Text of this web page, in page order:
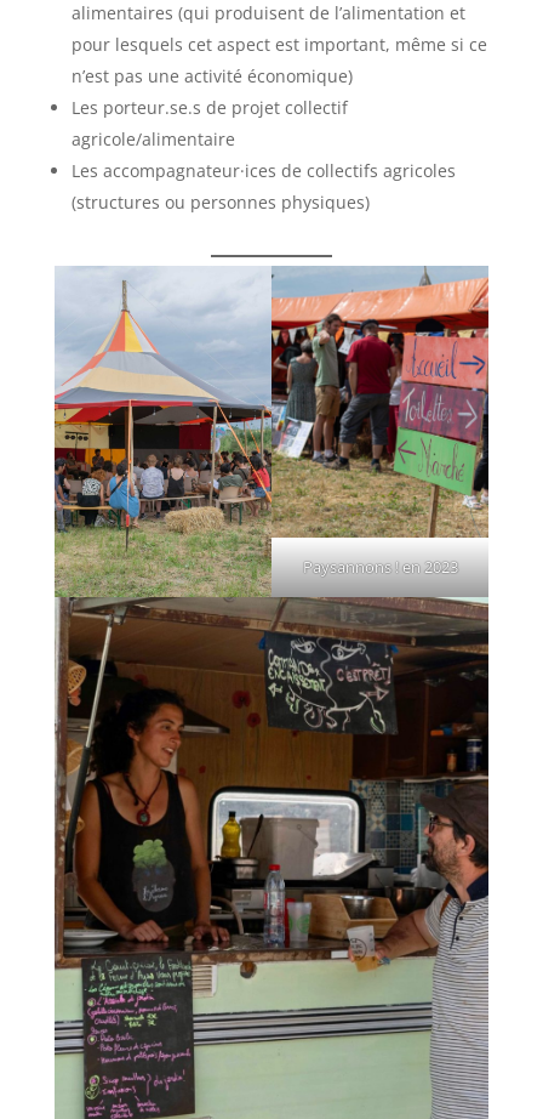
alimentaires (qui produisent de l’alimentation et
pour lesquels cet aspect est important, même si ce
n’est pas une activité économique)
Les porteur.se.s de projet collectif
agricole/alimentaire
Les accompagnateur·ices de collectifs agricoles
(structures ou personnes physiques)
Paysannons ! en 2023